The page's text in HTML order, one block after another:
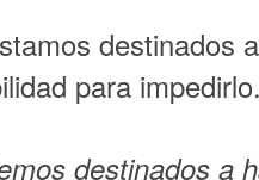
destinados
para
destinados a